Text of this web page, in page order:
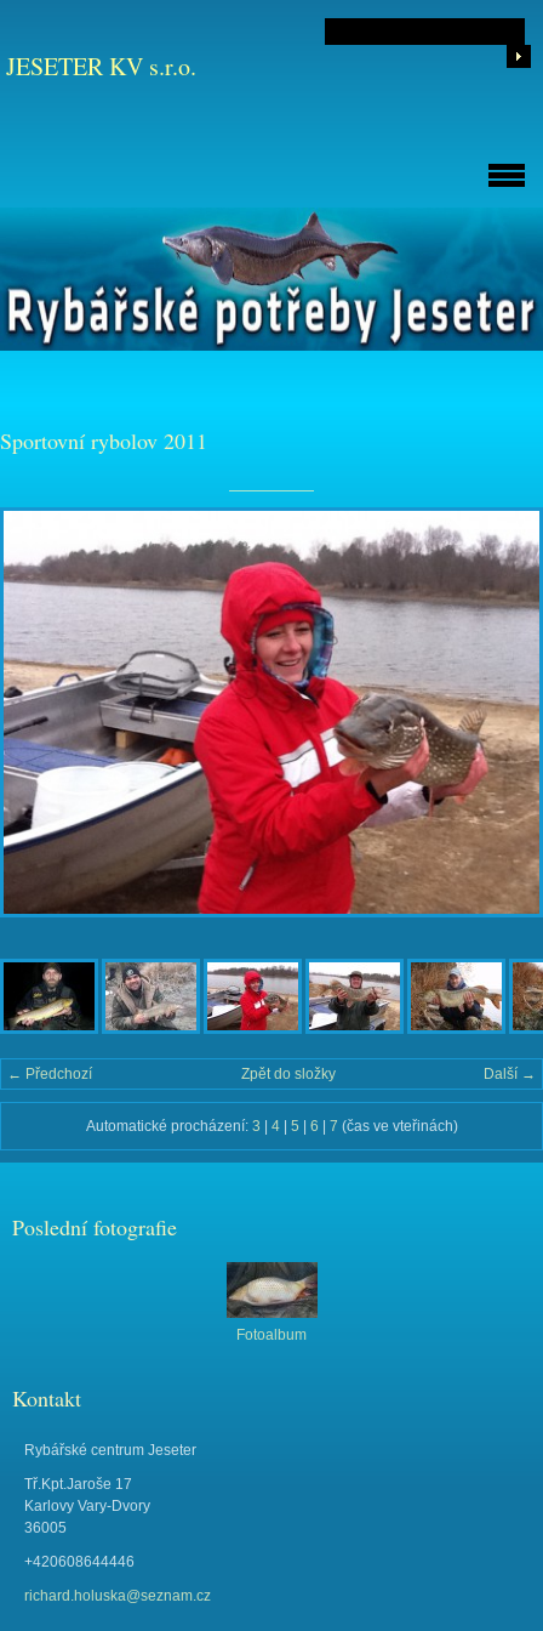
JESETER KV s.r.o.
Sportovní rybolov 2011
← Předchozí Další →
Zpět do složky
Automatické procházení: 3 | 4| 5 | 6 | 7 (čas ve vteřinách)
Poslední fotografie
Fotoalbum
Kontakt
Rybářské centrum Jeseter
Tř.Kpt.Jaroše 17
Karlovy Vary-Dvory
36005
+420608644446
richard.holuska@seznam.cz